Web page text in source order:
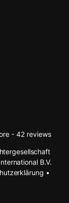
- 42 reviews
B.V.
•